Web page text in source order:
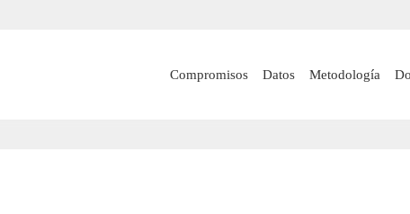
Main navigation
Compromisos Datos Metodología